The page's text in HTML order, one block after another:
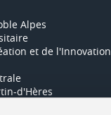
Alpes
et de l'Innovation
d'Hères